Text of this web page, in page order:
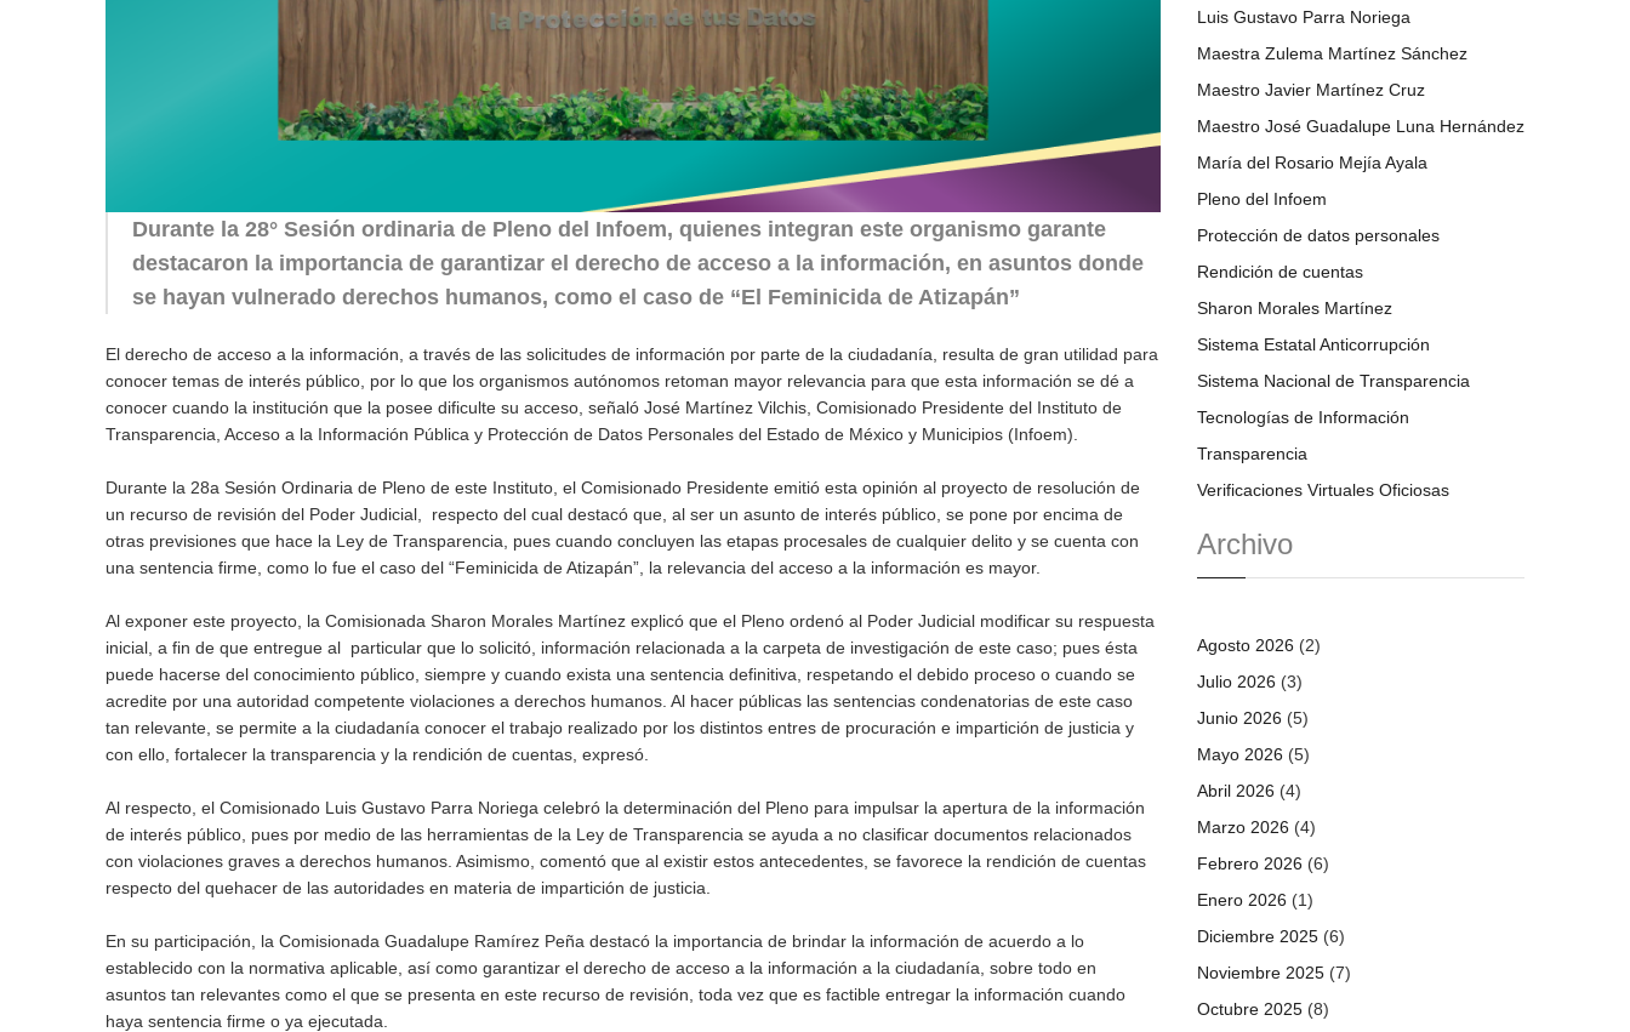
Durante la 28° Sesión ordinaria de Pleno del Infoem, quienes integran este organismo garante
destacaron la importancia de garantizar el derecho de acceso a la información, en asuntos donde
se hayan vulnerado derechos humanos, como el caso de “El Feminicida de Atizapán”
El derecho de acceso a la información, a través de las solicitudes de información por parte de la ciudadanía, resulta de gran utilidad para
conocer temas de interés público, por lo que los organismos autónomos retoman mayor relevancia para que esta información se dé a
conocer cuando la institución que la posee dificulte su acceso, señaló José Martínez Vilchis, Comisionado Presidente del Instituto de
Transparencia, Acceso a la Información Pública y Protección de Datos Personales del Estado de México y Municipios (Infoem).
Durante la 28a Sesión Ordinaria de Pleno de este Instituto, el Comisionado Presidente emitió esta opinión al proyecto de resolución de
un recurso de revisión del Poder Judicial, respecto del cual destacó que, al ser un asunto de interés público, se pone por encima de
otras previsiones que hace la Ley de Transparencia, pues cuando concluyen las etapas procesales de cualquier delito y se cuenta con
una sentencia firme, como lo fue el caso del “Feminicida de Atizapán”, la relevancia del acceso a la información es mayor.
Al exponer este proyecto, la Comisionada Sharon Morales Martínez explicó que el Pleno ordenó al Poder Judicial modificar su respuesta
inicial, a fin de que entregue al particular que lo solicitó, información relacionada a la carpeta de investigación de este caso; pues ésta
puede hacerse del conocimiento público, siempre y cuando exista una sentencia definitiva, respetando el debido proceso o cuando se
acredite por una autoridad competente violaciones a derechos humanos. Al hacer públicas las sentencias condenatorias de este caso
tan relevante, se permite a la ciudadanía conocer el trabajo realizado por los distintos entres de procuración e impartición de justicia y
con ello, fortalecer la transparencia y la rendición de cuentas, expresó.
Al respecto, el Comisionado Luis Gustavo Parra Noriega celebró la determinación del Pleno para impulsar la apertura de la información
de interés público, pues por medio de las herramientas de la Ley de Transparencia se ayuda a no clasificar documentos relacionados
con violaciones graves a derechos humanos. Asimismo, comentó que al existir estos antecedentes, se favorece la rendición de cuentas
respecto del quehacer de las autoridades en materia de impartición de justicia.
En su participación, la Comisionada Guadalupe Ramírez Peña destacó la importancia de brindar la información de acuerdo a lo
establecido con la normativa aplicable, así como garantizar el derecho de acceso a la información a la ciudadanía, sobre todo en
asuntos tan relevantes como el que se presenta en este recurso de revisión, toda vez que es factible entregar la información cuando
haya sentencia firme o ya ejecutada.
Luis Gustavo Parra Noriega
Maestra Zulema Martínez Sánchez
Maestro Javier Martínez Cruz
Maestro José Guadalupe Luna Hernández
María del Rosario Mejía Ayala
Pleno del Infoem
Protección de datos personales
Rendición de cuentas
Sharon Morales Martínez
Sistema Estatal Anticorrupción
Sistema Nacional de Transparencia
Tecnologías de Información
Transparencia
Verificaciones Virtuales Oficiosas
Archivo
Agosto 2026 (2)
Julio 2026 (3)
Junio 2026 (5)
Mayo 2026 (5)
Abril 2026 (4)
Marzo 2026 (4)
Febrero 2026 (6)
Enero 2026 (1)
Diciembre 2025 (6)
Noviembre 2025 (7)
Octubre 2025 (8)